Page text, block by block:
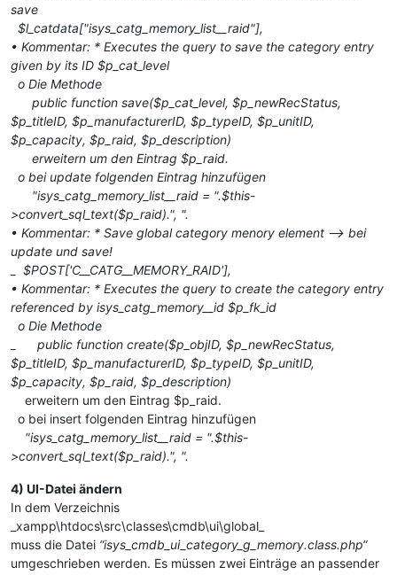
save
$l_catdata["isys_catg_memory_list__raid"],
• Kommentar: * Executes the query to save the category entry
given by its ID $p_cat_level
o Die Methode
public function save($p_cat_level, $p_newRecStatus,
$p_titleID, $p_manufacturerID, $p_typeID, $p_unitID,
$p_capacity, $p_raid, $p_description)
erweitern um den Eintrag $p_raid.
o bei update folgenden Eintrag hinzufügen
"isys_catg_memory_list__raid = ".$this-
>convert_sql_text($p_raid).", ".
• Kommentar: * Save global category menory element –> bei
update und save!
_ $POST['C__CATG__MEMORY_RAID'],
• Kommentar: * Executes the query to create the category entry
referenced by isys_catg_memory__id $p_fk_id
o Die Methode
_ public function create($p_objID, $p_newRecStatus,
$p_titleID, $p_manufacturerID, $p_typeID, $p_unitID,
$p_capacity, $p_raid, $p_description)
erweitern um den Eintrag $p_raid.
o bei insert folgenden Eintrag hinzufügen
"isys_catg_memory_list__raid = ".$this-
>convert_sql_text($p_raid).", ".
4) UI-Datei ändern
In dem Verzeichnis
_xampp\htdocs\src\classes\cmdb\ui\global_
muss die Datei “isys_cmdb_ui_category_g_memory.class.php“
umgeschrieben werden. Es müssen zwei Einträge an passender